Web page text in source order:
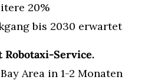
20%
bis 2030 erwartet
Robotaxi-Service.
Area in 1-2 Monaten